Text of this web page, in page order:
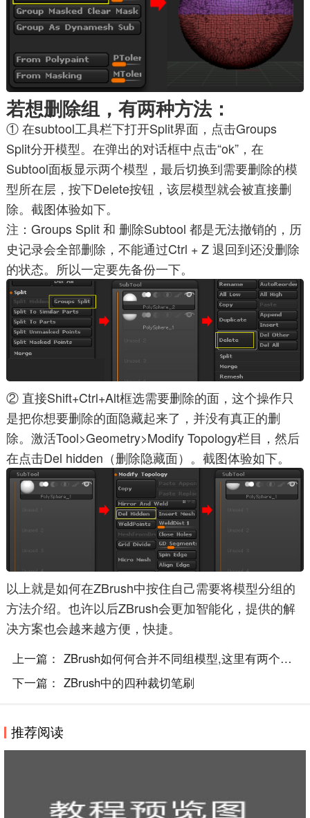
若想删除组，有两种方法：
① 在subtool工具栏下打开Split界面，点击Groups
Split分开模型。在弹出的对话框中点击“ok”，在
Subtool面板显示两个模型，最后切换到需要删除的模
型所在层，按下Delete按钮，该层模型就会被直接删
除。截图体验如下。
注：Groups Split 和 删除Subtool 都是无法撤销的，历
史记录会全部删除，不能通过Ctrl + Z 退回到还没删除
的状态。所以一定要先备份一下。
② 直接Shift+Ctrl+Alt框选需要删除的面，这个操作只
是把你想要删除的面隐藏起来了，并没有真正的删
除。激活Tool>Geometry>Modify Topology栏目，然后
在点击Del hidden（删除隐藏面）。截图体验如下。
以上就是如何在ZBrush中按住自己需要将模型分组的
方法介绍。也许以后ZBrush会更加智能化，提供的解
决方案也会越来越方便，快捷。
上一篇： ZBrush如何何合并不同组模型,这里有两个方法..
下一篇： ZBrush中的四种裁切笔刷
推荐阅读